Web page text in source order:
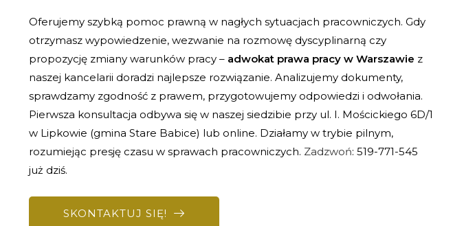
Oferujemy szybką pomoc prawną w nagłych sytuacjach pracowniczych. Gdy
otrzymasz wypowiedzenie, wezwanie na rozmowę dyscyplinarną czy
propozycję zmiany warunków pracy – adwokat prawa pracy w Warszawie z
naszej kancelarii doradzi najlepsze rozwiązanie. Analizujemy dokumenty,
sprawdzamy zgodność z prawem, przygotowujemy odpowiedzi i odwołania.
Pierwsza konsultacja odbywa się w naszej siedzibie przy ul. I. Mościckiego 6D/1
w Lipkowie (gmina Stare Babice) lub online. Działamy w trybie pilnym,
rozumiejąc presję czasu w sprawach pracowniczych. Zadzwoń: 519-771-545
już dziś.
SKONTAKTUJ SIĘ!